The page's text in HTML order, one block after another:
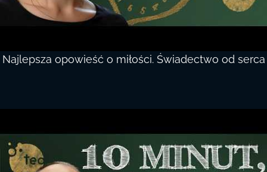
Najlepsza opowieść o miłości. Świadectwo od serca